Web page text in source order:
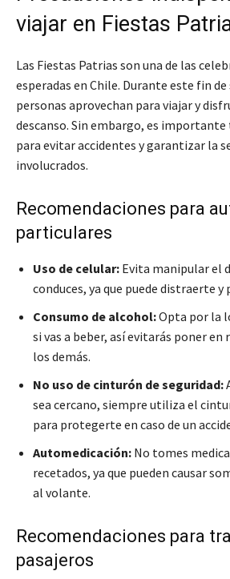
viajar en Fiestas
Las Fiestas Patrias son una de las
esperadas en Chile. Durante este fin de
personas aprovechan para viajar y
descanso. Sin embargo, es
para evitar accidentes y garantizar la
involucrados.
Recomendaciones para
particulares
Uso de celular: Evita manipular el
conduces, ya que puede distraerte y
Consumo de alcohol:Opta por la
si vas a beber, así evitarás poner en
los demás.
No uso de cinturón de seguridad:
sea cercano, siempre utiliza el
para protegerte en caso de un
Automedicación: No tomes
recetados, ya que pueden causar
al volante.
Recomendaciones para
pasajeros